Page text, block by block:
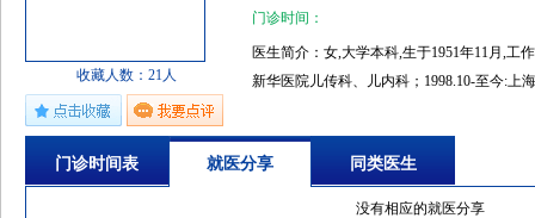
收藏人数：21人
门诊时间：
医生简介：女,大学本科,生于1951年11月,工
新华医院儿传科、儿内科；1998.10-至今:上
门诊时间表 就医分享 同类医生
没有相应的就医分享